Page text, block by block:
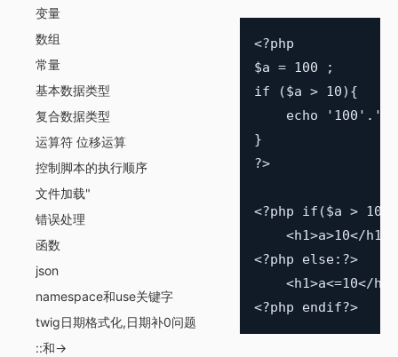
变量
数组
常量
基本数据类型
复合数据类型
运算符 位移运算
控制脚本的执行顺序
文件加载"
错误处理
函数
json
namespace和use关键字
twig日期格式化,日期补0问题
::和->
<?php
$a = 100 ;
if ($a > 10){
echo
}
?>
<?php if($a >
    <h1>a>10</h1>
<?php else:?>
    <h1>a<=10</h1>